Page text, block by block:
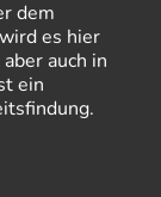
nicht mehr
Kabarett ist
dem
es hier
auch in
ein